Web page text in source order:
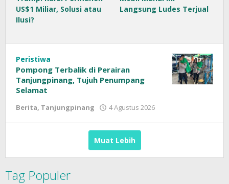
US$1 Miliar, Solusi atau
Ilusi?
Langsung Ludes Terjual
Peristiwa
Pompong Terbalik di Perairan
Tanjungpinang, Tujuh Penumpang
Selamat
Berita, Tanjungpinang 4 Agustus 2026
Muat Lebih
Tag Populer